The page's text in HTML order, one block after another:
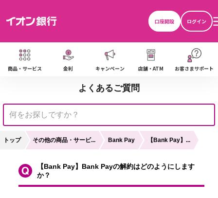
口座開設
ログイン
商品・サービス 金利 キャンペーン 店舗・ATM お客さまサポート
よくあるご質問
トップ その他の商品・サービ... Bank Pay 【Bank Pay】...
【Bank Pay】Bank Payの解約はどのようにします
か？